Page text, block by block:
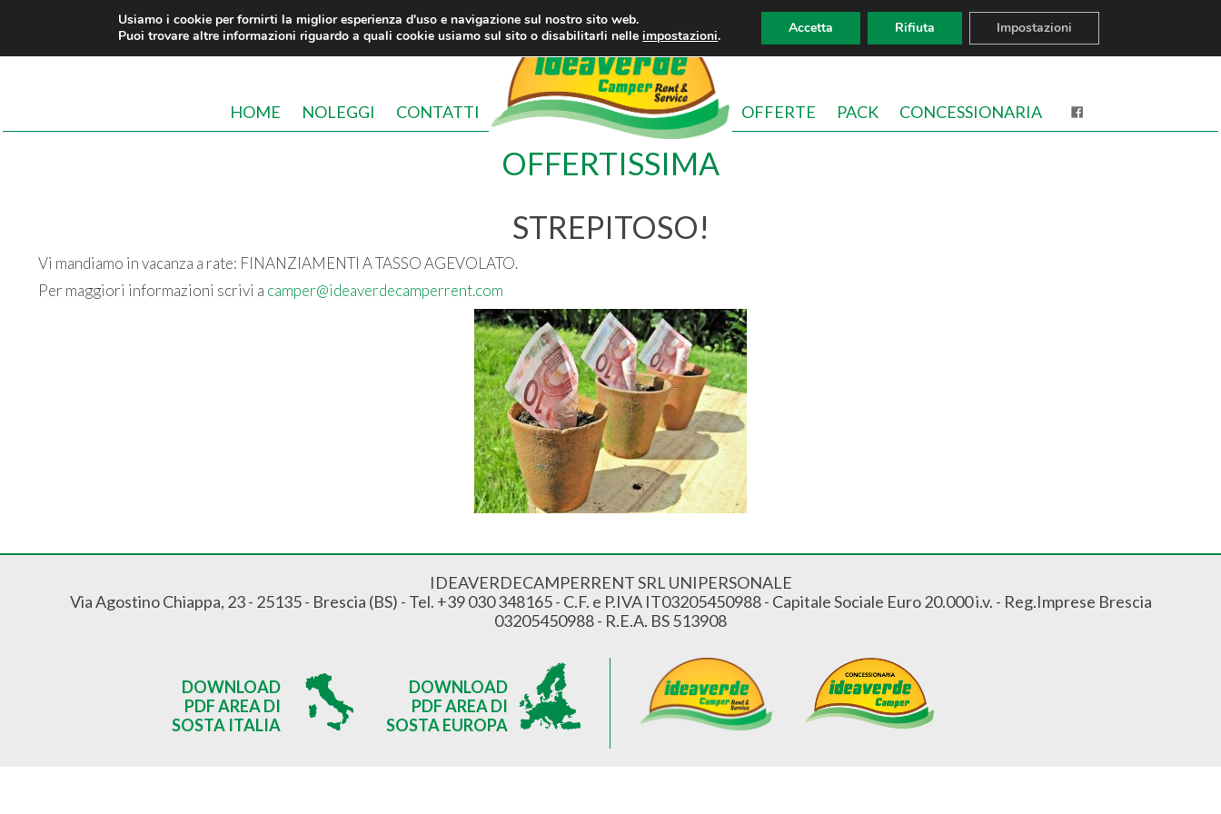
HOME NOLEGGI CONTATTI OFFERTE PACK CONCESSIONARIA
OFFERTISSIMA
STREPITOSO!
Vi mandiamo in vacanza a rate: FINANZIAMENTI A TASSO AGEVOLATO.
Per maggiori informazioni scrivi a camper@ideaverdecamperrent.com
IDEAVERDECAMPERRENT SRL UNIPERSONALE
Via Agostino Chiappa, 23 - 25135 - Brescia (BS) - Tel. +39 030 348165 - C.F. e P.IVA IT03205450988 - Capitale Sociale Euro 20.000 i.v. - Reg.Imprese Brescia
03205450988 - R.E.A. BS 513908
DOWNLOAD
PDF AREA DI
SOSTA EUROPA
DOWNLOAD
PDF AREA DI
SOSTA ITALIA
Usiamo i cookie per fornirti la miglior esperienza d'uso e navigazione sul nostro sito web.
Puoi trovare altre informazioni riguardo a quali cookie usiamo sul sito o disabilitarli nelleimpostazioni. Accetta Rifiuta Impostazioni